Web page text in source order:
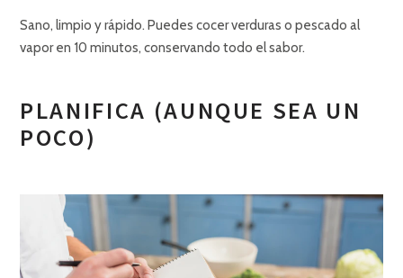
Sano, limpio y rápido. Puedes cocer verduras o pescado al
vapor en 10 minutos, conservando todo el sabor.
PLANIFICA (AUNQUE SEA UN
POCO)